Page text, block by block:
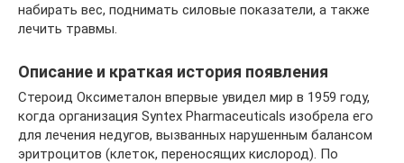
набирать вес, поднимать силовые показатели, а также
лечить травмы.
Описание и краткая история появления
Стероид Оксиметалон впервые увидел мир в 1959 году,
когда организация Syntex Pharmaceuticals изобрела его
для лечения недугов, вызванных нарушенным балансом
эритроцитов (клеток, переносящих кислород). По